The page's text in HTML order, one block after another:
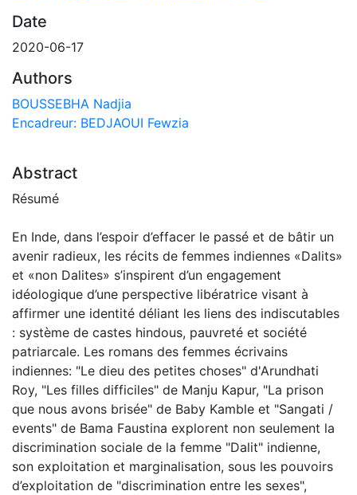
Date
2020-06-17
Authors
BOUSSEBHA Nadjia
Encadreur: BEDJAOUI Fewzia
Abstract
Résumé
En Inde, dans l’espoir d’effacer le passé et de bâtir un
avenir radieux, les récits de femmes indiennes «Dalits»
et «non Dalites» s’inspirent d’un engagement
idéologique d’une perspective libératrice visant à
affirmer une identité déliant les liens des indiscutables
: système de castes hindous, pauvreté et société
patriarcale. Les romans des femmes écrivains
indiennes: "Le dieu des petites choses" d'Arundhati
Roy, "Les filles difficiles" de Manju Kapur, "La prison
que nous avons brisée" de Baby Kamble et "Sangati /
events" de Bama Faustina explorent non seulement la
discrimination sociale de la femme "Dalit" indienne,
son exploitation et marginalisation, sous les pouvoirs
d’exploitation de "discrimination entre les sexes",